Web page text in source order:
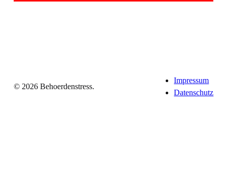
© 2026 Behoerdenstress.
Impressum
Datenschutz